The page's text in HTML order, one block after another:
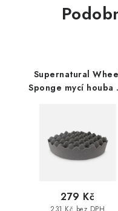
Supernatural
Sponge mycí houba
231 Kč bez DPH
279 Kč